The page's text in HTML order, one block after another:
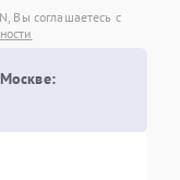
Вы соглашаетесь с